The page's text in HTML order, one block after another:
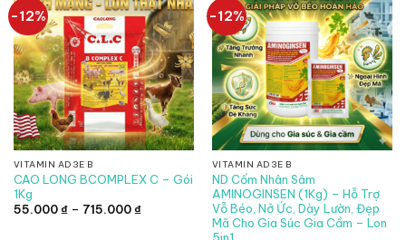
-12%
VITAMIN AD3E B
CAO LONG BCOMPLEX C – Gói
1Kg
55.000₫ – 715.000₫Khoảng
-12%
VITAMIN AD3E B
ND Cốm Nhân Sâm
AMINOGINSEN (1Kg) – Hỗ Trợ
Vỗ Béo, Nở Ức, Dày Lườn, Đẹp
Mã Cho Gia Súc Gia Cầm – Lon
5in1